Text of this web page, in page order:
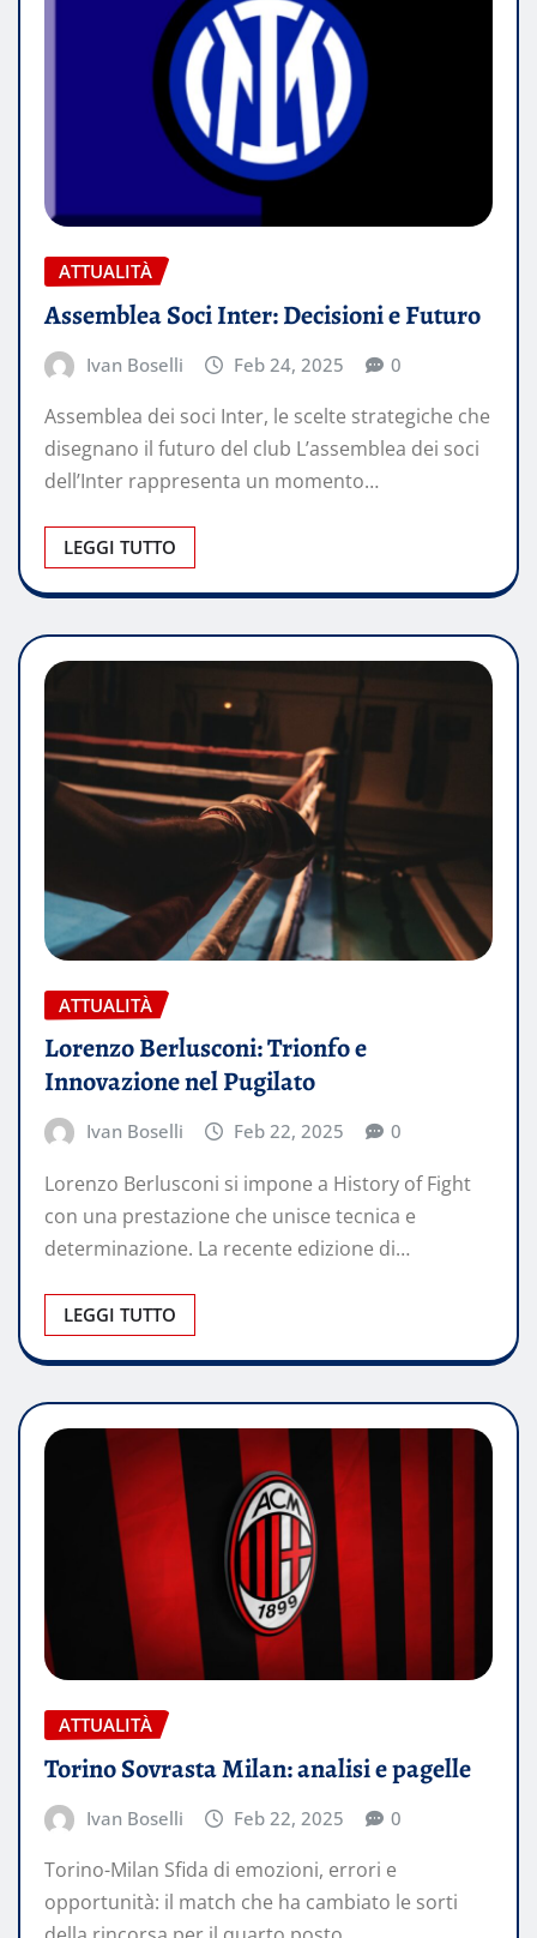
ATTUALITÀ
Assemblea Soci Inter: Decisioni e Futuro
Ivan Boselli Feb 24, 2025 0
Assemblea dei soci Inter, le scelte strategiche che
disegnano il futuro del club L’assemblea dei soci
dell’Inter rappresenta un momento…
LEGGI TUTTO
ATTUALITÀ
Lorenzo Berlusconi: Trionfo e
Innovazione nel Pugilato
Ivan Boselli Feb 22, 2025 0
Lorenzo Berlusconi si impone a History of Fight
con una prestazione che unisce tecnica e
determinazione. La recente edizione di…
LEGGI TUTTO
ATTUALITÀ
Torino Sovrasta Milan: analisi e pagelle
Ivan Boselli Feb 22, 2025 0
Torino-Milan Sfida di emozioni, errori e
opportunità: il match che ha cambiato le sorti